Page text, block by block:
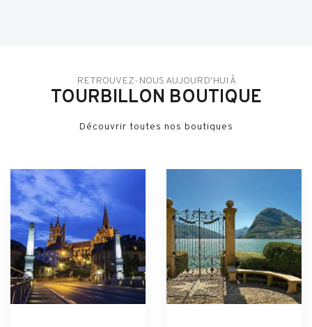
RETROUVEZ-NOUS AUJOURD'HUI À
TOURBILLON BOUTIQUE
Découvrir toutes nos boutiques